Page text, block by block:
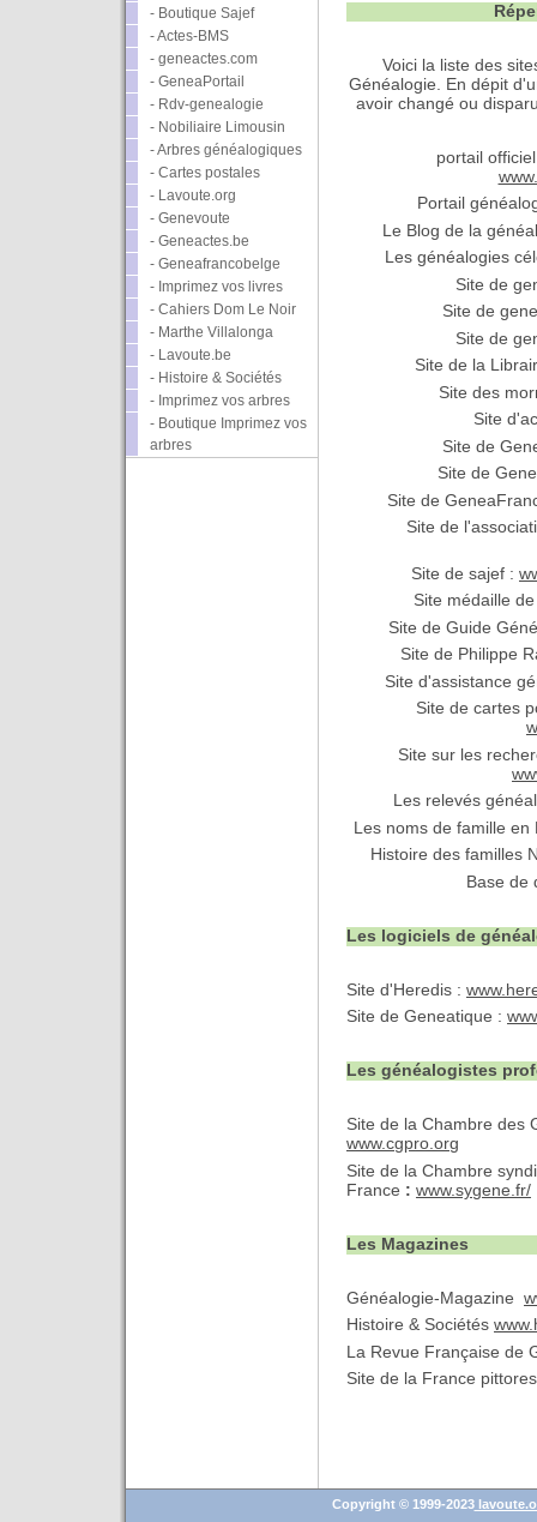
- Boutique Sajef
- Actes-BMS
- geneactes.com
- GeneaPortail
- Rdv-genealogie
- Nobiliaire Limousin
- Arbres généalogiques
- Cartes postales
- Lavoute.org
- Genevoute
- Geneactes.be
- Geneafrancobelge
- Imprimez vos livres
- Cahiers Dom Le Noir
- Marthe Villalonga
- Lavoute.be
- Histoire & Sociétés
- Imprimez vos arbres
- Boutique Imprimez vos
arbres
Voici la liste des
Généalogie. En dépit
avoir changé ou
portail
Portail
Le Blog de la
Les généalogies
Site de
Site de
Site de
Site de la
Site des
Site
Site de
Site de
Site de
Site de
Site de sajef :
Site médaille
Site de Guide
Site de Philippe
Site d'assistance
Site de cartes
Site sur les
Les relevés
Les noms de famille
Histoire des familles
Base de
Les logiciels de
Site d'Heredis :
Site de Geneatique :
Les généalogistes
Site de la Chambre des
www.cgpro.org
Site de la Chambre
France : www.sygene.fr/
Les Magazines
Généalogie-Magazine
Histoire & Sociétés
La Revue Française de
Site de la France
Copyright © 1999-2023